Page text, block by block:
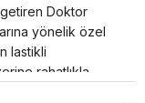
Doktor
yönelik özel
lastikli
rahatlıkla